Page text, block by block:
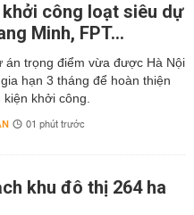
công loạt siêu dự
Minh, FPT...
án trọng điểm vừa được Hà Nội
hạn 3 tháng để hoàn thiện
kiện khởi công.
01 phút trước
khu đô thị 264 ha